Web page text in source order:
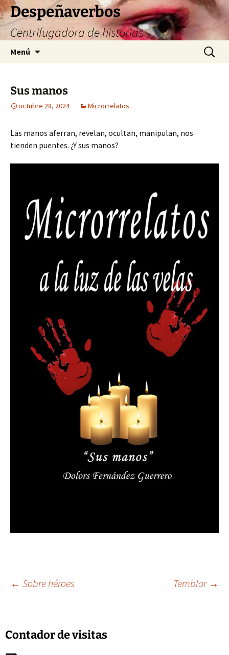
Saltar
al
contenido
Despeñaverbos
Centrifugadora de historias
Menú Buscar:
Sus manos
octubre 28, 2024 Microrrelatos
Las manos aferran, revelan, ocultan, manipulan, nos
tienden puentes. ¿Y sus manos?
Navegación
de
← Sobre héroes Temblor →
Contador de visitas